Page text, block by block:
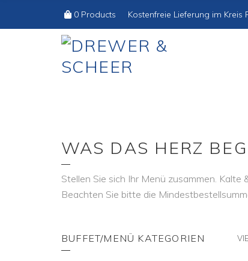
Cart:
0 Products Kostenfreie Lieferung im Kreis
WAS DAS HERZ
Stellen Sie sich Ihr Menü zusammen.
Beachten Sie bitte die
BUFFET/MENÜ KATEGORIEN